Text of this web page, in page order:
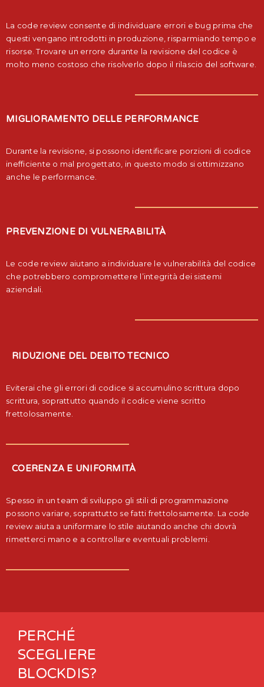
La code review consente di individuare errori e bug prima che
questi vengano introdotti in produzione, risparmiando tempo e
risorse. Trovare un errore durante la revisione del codice è
molto meno costoso che risolverlo dopo il rilascio del software.
MIGLIORAMENTO DELLE PERFORMANCE
Durante la revisione, si possono identificare porzioni di codice
inefficiente o mal progettato, in questo modo si ottimizzano
anche le performance.
PREVENZIONE DI VULNERABILITÀ
Le code review aiutano a individuare le vulnerabilità del codice
che potrebbero compromettere l’integrità dei sistemi
aziendali.
RIDUZIONE DEL DEBITO TECNICO
Eviterai che gli errori di codice si accumulino scrittura dopo
scrittura, soprattutto quando il codice viene scritto
frettolosamente.
COERENZA E UNIFORMITÀ
Spesso in un team di sviluppo gli stili di programmazione
possono variare, soprattutto se fatti frettolosamente. La code
review aiuta a uniformare lo stile aiutando anche chi dovrà
rimetterci mano e a controllare eventuali problemi.
PERCHÉ
SCEGLIERE
BLOCKDIS?